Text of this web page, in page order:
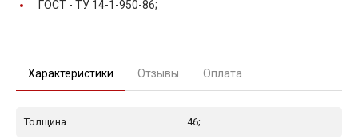
ГОСТ - ТУ 14-1-950-86;
Характеристики Отзывы Оплата
Толщина 46;